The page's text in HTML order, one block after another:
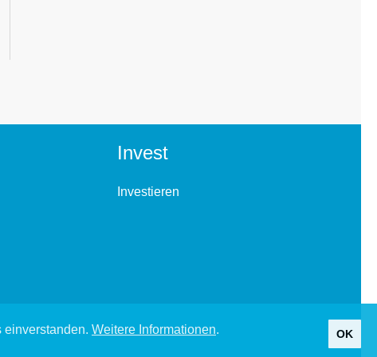
Invest
Investieren
einverstanden. Weitere Informationen. OK